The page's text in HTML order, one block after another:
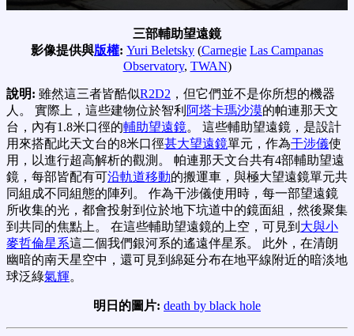
三部輔助望遠鏡
影像提供與版權: Yuri Beletsky (Carnegie Las Campanas
Observatory, TWAN)
說明: 雖然這三者皆酷似R2D2 ，但它們並不是你所想的機器
人。 實際上，這些建物位於智利 阿塔卡瑪沙漠的帕連那天文
台，內有1.8米口徑的輔助望遠鏡。 這些輔助望遠鏡，是設計
用來搭配此天文台的8米口徑甚大望遠鏡單元，作為干涉儀使
用，以進行超高解析的觀測。 帕連那天文台共有4部輔助望遠
鏡，每部皆配有可沿軌道移動的搬運車，與極大望遠鏡單元共
同組成不同組態的陣列。 作為干涉儀使用時，每一部望遠鏡
所收集的光，都會投射到位於地下坑道中的鏡面組，然後聚集
到共同的焦點上。 在這些輔助望遠鏡的上空，可見到 大與小
麥哲倫星系這二個我們銀河系的遙遠伴星系。 此外，在清朗
幽暗的南天星空中，還可見到綿延分布在地平線附近的暗淡地
球泛綠氣輝。
明日的圖片: death by black hole